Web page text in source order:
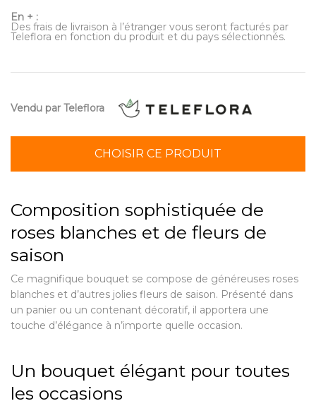
En + :
Des frais de livraison à l’étranger vous seront facturés par
Teleflora en fonction du produit et du pays sélectionnés.
Vendu par Teleflora
CHOISIR CE PRODUIT
Composition sophistiquée de
roses blanches et de fleurs de
saison
Ce magnifique bouquet se compose de généreuses roses
blanches et d’autres jolies fleurs de saison. Présenté dans
un panier ou un contenant décoratif, il apportera une
touche d’élégance à n’importe quelle occasion.
Un bouquet élégant pour toutes
les occasions